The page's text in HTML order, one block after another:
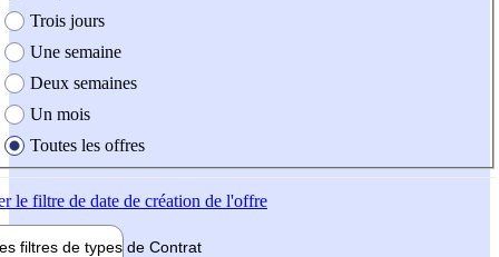
Trois jours
Une semaine
Deux semaines
Un mois
Toutes les offres
le filtre de date de création de l'offre
filtres de types de Contrat